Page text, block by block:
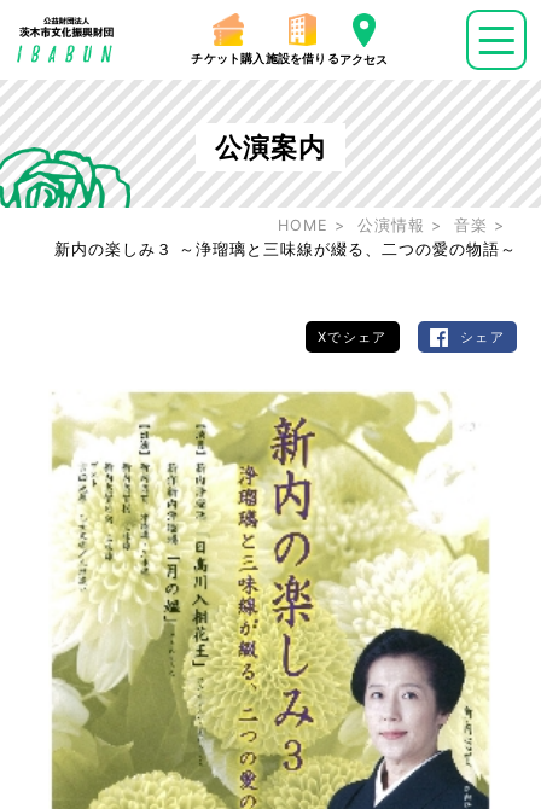
チケット購入 施設を借りるアクセス
公演案内
HOME 公演情報
音楽
新内の楽しみ３ ～浄瑠璃と三味線が綴る、二つの愛の物語～
Xでシェア シェア